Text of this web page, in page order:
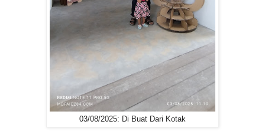
03/08/2025: Di Buat Dari Kotak